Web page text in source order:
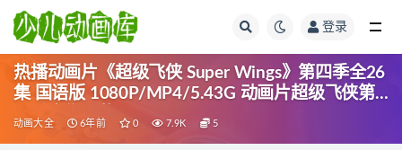
登录
热播动画片《超级飞侠 Super Wings》第四季全26
集 国语版 1080P/MP4/5.43G 动画片超级飞侠第
四季全集下载
动画大全 6年前 0 7.9K 5